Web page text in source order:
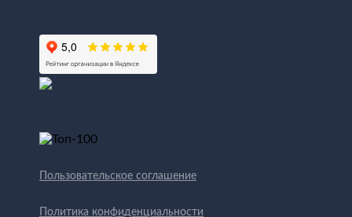
Пользовательское соглашение
Политика конфиденциальности